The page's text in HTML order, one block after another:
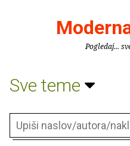
Pogledaj...
Sve teme